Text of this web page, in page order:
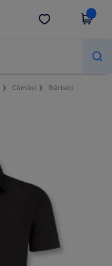
Descarcă app
Cămăși
Bărbați